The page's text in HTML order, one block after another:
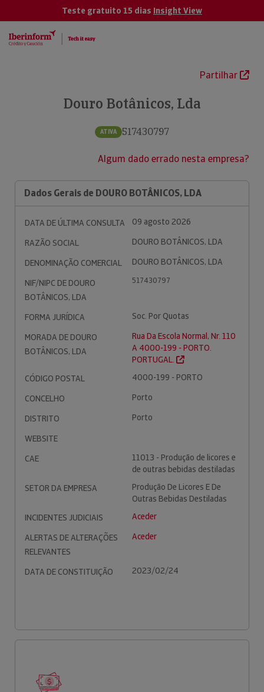
Teste gratuito 15 dias Insight View
Partilhar
Douro Botânicos, Lda
ATIVA 517430797
Algum dado errado nesta empresa?
Dados Gerais de DOURO BOTÂNICOS, LDA
DATA DE ÚLTIMA CONSULTA
09 agosto 2026
RAZÃO SOCIAL
DOURO BOTÂNICOS, LDA
DENOMINAÇÃO COMERCIAL
DOURO BOTÂNICOS, LDA
NIF/NIPC DE DOURO
BOTÂNICOS, LDA
517430797
FORMA JURÍDICA
Soc. Por Quotas
MORADA DE DOURO
BOTÂNICOS, LDA
Rua Da Escola Normal, Nr. 110
A 4000-199 - PORTO.
PORTUGAL.
CÓDIGO POSTAL
4000-199 - PORTO
CONCELHO
Porto
DISTRITO
Porto
WEBSITE
CAE
11013 - Produção de licores e
de outras bebidas destiladas
SETOR DA EMPRESA
Produção De Licores E De
Outras Bebidas Destiladas
INCIDENTES JUDICIAIS
Aceder
ALERTAS DE ALTERAÇÕES
RELEVANTES
Aceder
DATA DE CONSTITUIÇÃO 2023/02/24